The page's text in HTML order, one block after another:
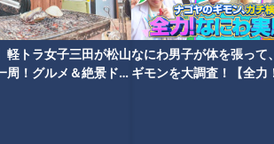
軽トラ女子三田が松山
周！グルメ＆絶景ドラ
なにわ男子が体を張って
ギモンを大調査！【全力
が今だからこそともいえるチーム内の秘話
たと思いますよ。勝ち上がっていく中、彼